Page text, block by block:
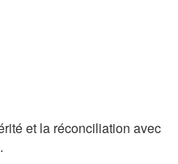
et la réconciliation avec